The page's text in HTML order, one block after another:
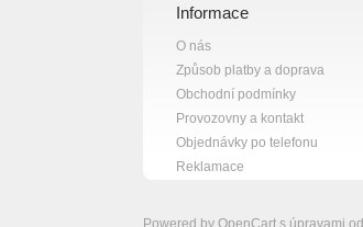
Informace
O nás
Způsob platby a doprava
Obchodní podmínky
Provozovny a kontakt
Objednávky po telefonu
Reklamace
Powered by OpenCart s úpravami od